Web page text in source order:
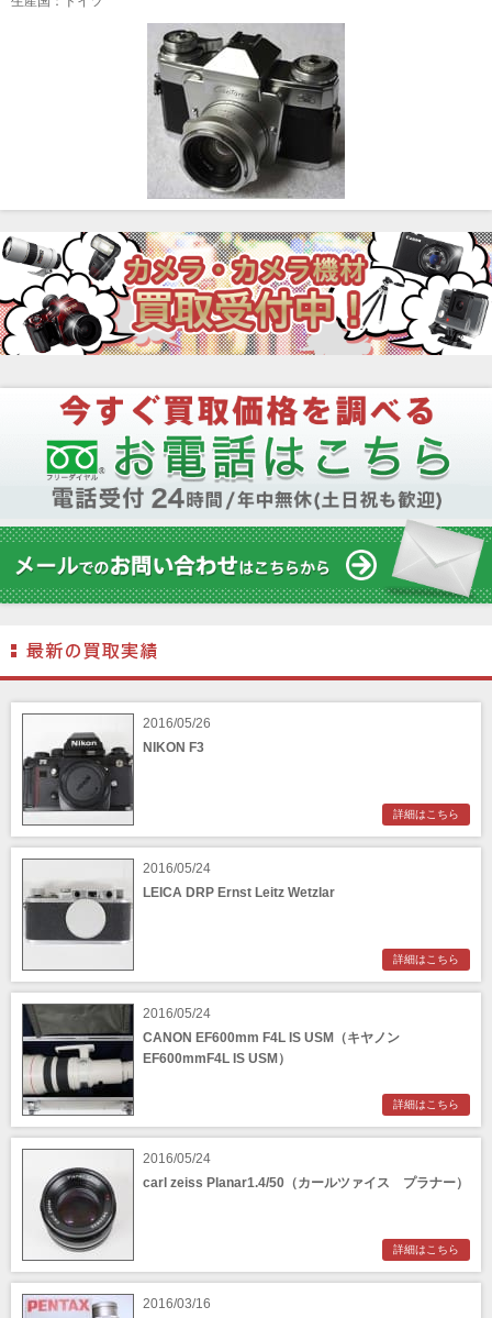
2016/05/26
NIKON F3
詳細はこちら
2016/05/24
LEICA DRP Ernst Leitz Wetzlar
詳細はこちら
2016/05/24
CANON EF600mm F4L IS USM（キヤノン
EF600mmF4L IS USM）
詳細はこちら
2016/05/24
carl zeiss Planar1.4/50（カールツァイス プラナー）
詳細はこちら
2016/03/16